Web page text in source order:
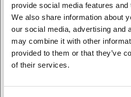
provide social media features
We also share information about
our social media, advertising and
may combine it with other
provided to them or that they’ve
of their services.
1. Jesteś klientem